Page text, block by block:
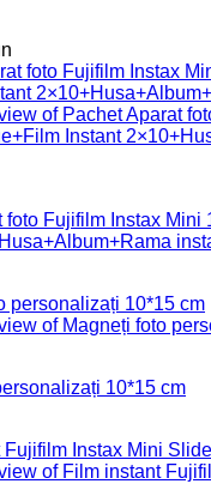
foto Fujifilm Instax
10*15 cm